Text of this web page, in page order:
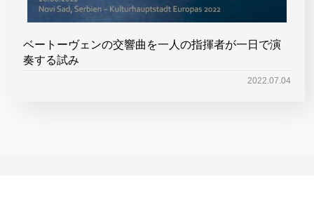
ベートーヴェンの交響曲を一人の指揮者が一日で演
奏する試み
2022.07.04